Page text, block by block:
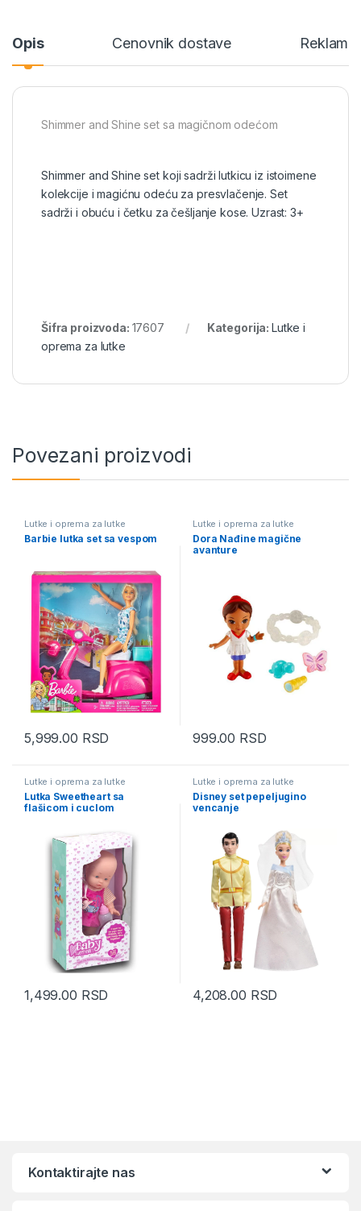
Opis Cenovnik dostave
Shimmer and Shine set sa magičnom odećom
Shimmer and Shine set koji sadrži lutkicu iz istoimene
kolekcije i magićnu odeću za presvlačenje. Set
sadrži i obuću i četku za češljanje kose. Uzrast: 3+
Šifra proizvoda: 17607 Kategorija: Lutke i
oprema za lutke
Povezani proizvodi
Lutke i oprema za lutke
Barbie lutka set sa vespom
5,999.00 RSD
Lutke i oprema za lutke
Dora Nađine magične
avanture
999.00 RSD
Lutke i oprema za lutke
Lutka Sweetheart sa
flašicom i cuclom
1,499.00 RSD
Lutke i oprema za lutke
Disney set pepeljugino
vencanje
4,208.00 RSD
Kontaktirajte nas